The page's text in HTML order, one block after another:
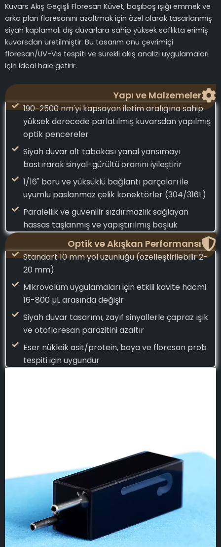
Kuvars Akış Geçişli Floresan Küvet, başıboş ışığı emmek ve
arka plan floresanını azaltmak için özel olarak tasarlanmış
siyah kaplamalı dış duvarlara sahip yüksek saflıkta erimiş
kuvarsdan üretilmiştir. Bu tasarım onu çevrimiçi
floresan/UV-Vis tespiti ve sürekli akış analizi uygulamaları
için ideal hale getirir.
Yapı ve Malzemeler
190-2500 nm'yi kapsayan iletim aralığına sahip
yüksek derecede parlatılmış kuvarsdan yapılmış
optik pencereler
Siyah duvar alt tabakası yanal yansımayı
bastırarak sinyal-gürültü oranını iyileştirir
1/16" boru ve yüksüklü bağlantı parçaları ile
uyumlu paslanmaz çelik konektörler (304/316L)
Paralellik ve güvenilir sızdırmazlık sağlayan
hassas taşlanmış ve yapıştırılmış boşluk
Optik ve Akışkan Performansı
Standart 10 mm yol uzunluğu (özelleştirilebilir 2-
20 mm)
Mikrovolüm uygulamaları için etkili kavite hacmi
16-800 µL arasında değişir
Siyah duvar tasarımı, zayıf sinyallerle çapraz ışık
ve otofloresan parazitini azaltır
Eser nükleik asit/protein, boya ve floresan prob
tespiti için uygundur